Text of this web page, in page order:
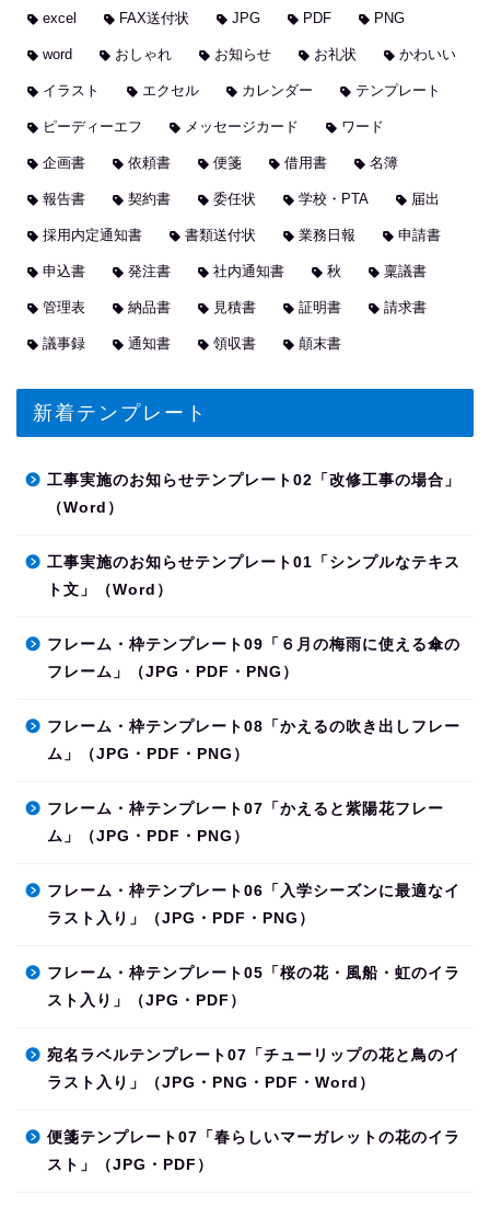
excel FAX送付状 JPG PDF PNG
word おしゃれ お知らせ お礼状 かわいい
イラスト エクセル カレンダー テンプレート
ピーディーエフ メッセージカード ワード
企画書 依頼書 便箋 借用書 名簿
報告書 契約書 委任状 学校・PTA 届出
採用内定通知書 書類送付状 業務日報 申請書
申込書 発注書 社内通知書 秋 稟議書
管理表 納品書 見積書 証明書 請求書
議事録 通知書 領収書 顛末書
新着テンプレート
工事実施のお知らせテンプレート02「改修工事の場合」
（Word）
工事実施のお知らせテンプレート01「シンプルなテキス
ト文」（Word）
フレーム・枠テンプレート09「６月の梅雨に使える傘の
フレーム」（JPG・PDF・PNG）
フレーム・枠テンプレート08「かえるの吹き出しフレー
ム」（JPG・PDF・PNG）
フレーム・枠テンプレート07「かえると紫陽花フレー
ム」（JPG・PDF・PNG）
フレーム・枠テンプレート06「入学シーズンに最適なイ
ラスト入り」（JPG・PDF・PNG）
フレーム・枠テンプレート05「桜の花・風船・虹のイラ
スト入り」（JPG・PDF）
宛名ラベルテンプレート07「チューリップの花と鳥のイ
ラスト入り」（JPG・PNG・PDF・Word）
便箋テンプレート07「春らしいマーガレットの花のイラ
スト」（JPG・PDF）